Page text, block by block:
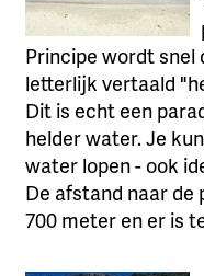
Principe wordt
letterlijk vertaald
Dit is echt een
helder water. Je
water lopen - ook
De afstand naar
700 meter en er is